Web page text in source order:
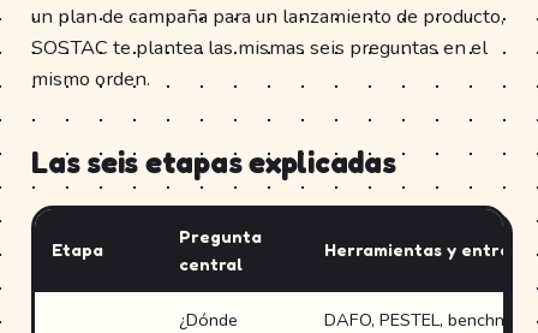
un plan de campaña para un lanzamiento de producto,
SOSTAC te plantea las mismas seis preguntas en el
mismo orden.
Las seis etapas explicadas
Etapa
Pregunta
central
Herramientas y
¿Dónde
DAFO, PESTEL,